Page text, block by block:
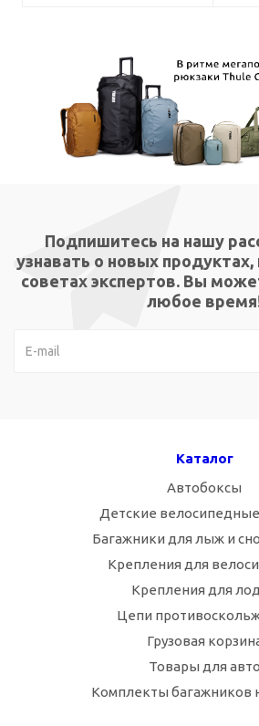
Подпишитесь на нашу
узнавать о новых
советах экспертов. Вы
любое
Каталог
Автобоксы
Детские
Багажники для лыж и
Крепления для
Крепления для
Цепи
Грузовая
Товары для авто
Комплекты багажников